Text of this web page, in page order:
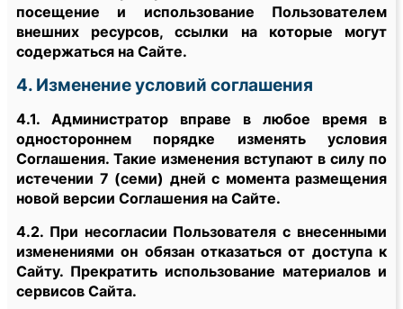
посещение и использование Пользователем
внешних ресурсов, ссылки на которые могут
содержаться на Сайте.
4. Изменение условий соглашения
4.1. Администратор вправе в любое время в
одностороннем порядке изменять условия
Соглашения. Такие изменения вступают в силу по
истечении 7 (семи) дней с момента размещения
новой версии Соглашения на Сайте.
4.2. При несогласии Пользователя с внесенными
изменениями он обязан отказаться от доступа к
Сайту. Прекратить использование материалов и
сервисов Сайта.